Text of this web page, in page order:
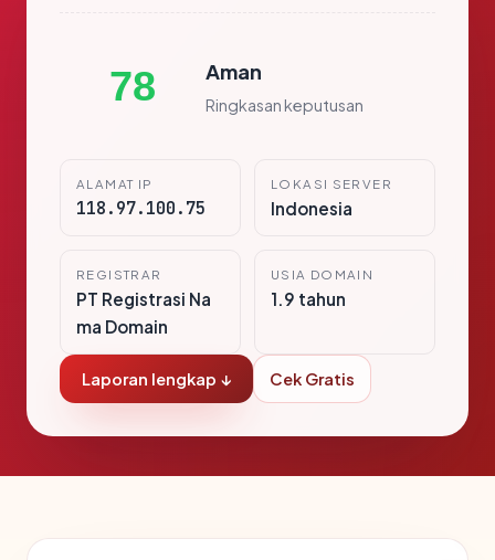
78 Aman
Ringkasan keputusan
ALAMAT IP
118.97.100.75
LOKASI SERVER
Indonesia
REGISTRAR
PT Registrasi Na
ma Domain
USIA DOMAIN
1.9 tahun
Laporan lengkap ↓ Cek Gratis